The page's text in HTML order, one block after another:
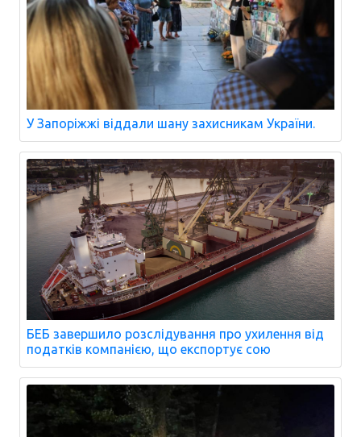
У Запоріжжі віддали шану захисникам України.
БЕБ завершило розслідування про ухилення від
податків компанією, що експортує сою